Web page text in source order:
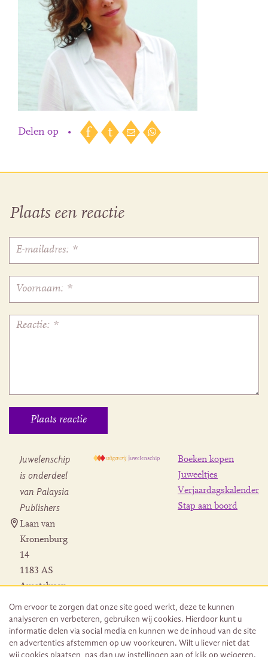
Delen op •
Plaats een reactie
Juwelenschip
is onderdeel
van Palaysia
Publishers
Laan van
Kronenburg
14
1183 AS
Amstelveen
Herroeping
bestelling
Boeken kopen
Juweeltjes
Verjaardagskalender
Stap aan boord
Om ervoor te zorgen dat onze site goed werkt, deze te kunnen
analyseren en verbeteren, gebruiken wij cookies. Hierdoor kunt u
informatie delen via social media en kunnen we de inhoud van de site
en advertenties afstemmen op uw voorkeuren. Wilt u liever niet dat
wij cookies plaatsen, pas dan uw instellingen aan of klik op weigeren.